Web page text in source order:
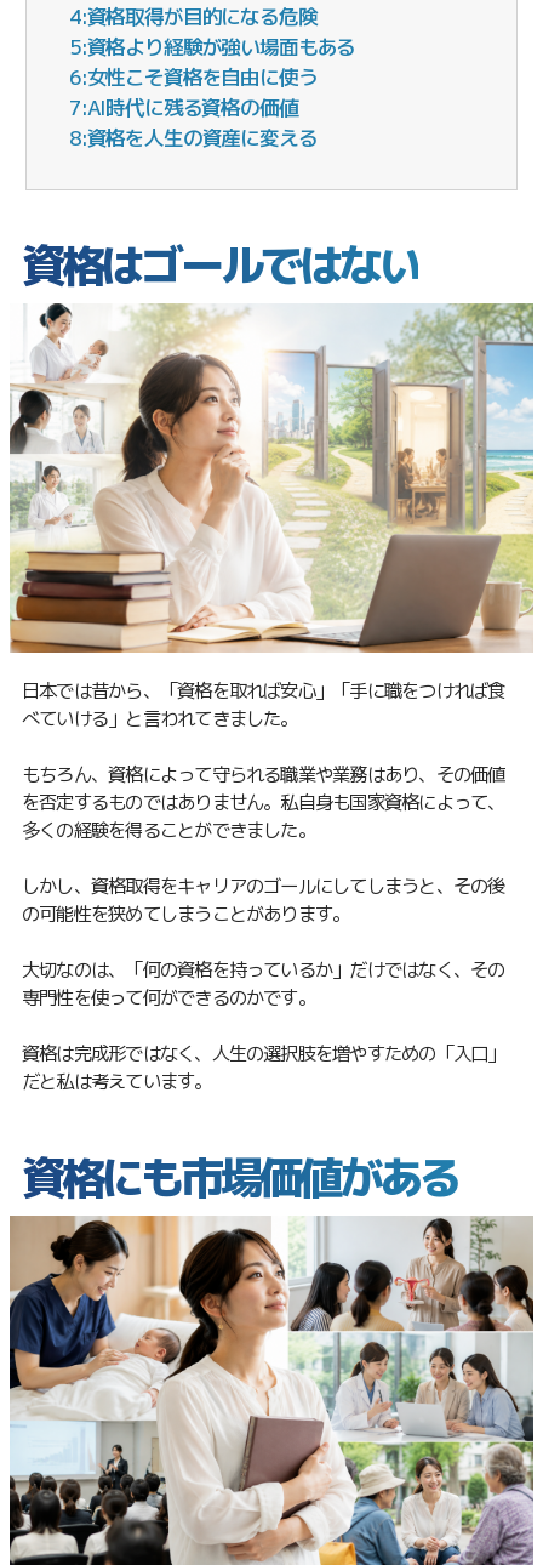
4:資格取得が目的になる危険
5:資格より経験が強い場面もある
6:女性こそ資格を自由に使う
7:AI時代に残る資格の価値
8:資格を人生の資産に変える
資格はゴールではない
日本では昔から、「資格を取れば安心」「手に職をつければ食
べていける」と言われてきました。
もちろん、資格によって守られる職業や業務はあり、その価値
を否定するものではありません。私自身も国家資格によって、
多くの経験を得ることができました。
しかし、資格取得をキャリアのゴールにしてしまうと、その後
の可能性を狭めてしまうことがあります。
大切なのは、「何の資格を持っているか」だけではなく、その
専門性を使って何ができるのかです。
資格は完成形ではなく、人生の選択肢を増やすための「入口」
だと私は考えています。
資格にも市場価値がある